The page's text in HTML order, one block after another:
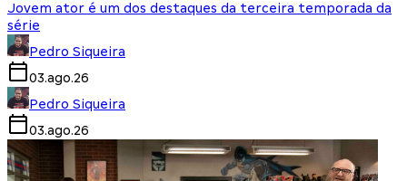
Jovem ator é um dos destaques da terceira temporada da
série
Pedro Siqueira
03.ago.26
Pedro Siqueira
03.ago.26